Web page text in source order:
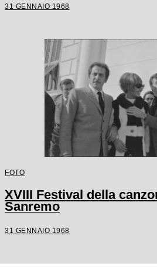
31 GENNAIO 1968
FOTO
XVIII Festival della
Sanremo
31 GENNAIO 1968